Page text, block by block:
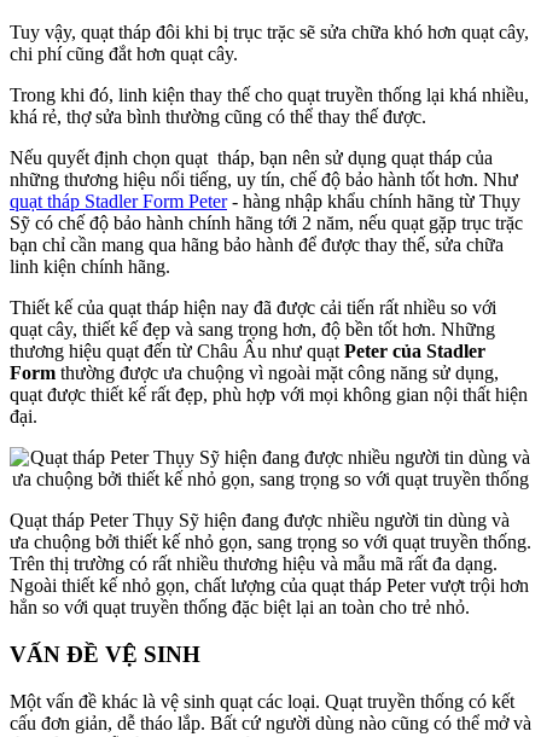
Tuy vậy, quạt tháp đôi khi bị trục trặc sẽ sửa chữa khó hơn quạt cây,
chi phí cũng đắt hơn quạt cây.
Trong khi đó, linh kiện thay thế cho quạt truyền thống lại khá nhiều,
khá rẻ, thợ sửa bình thường cũng có thể thay thế được.
Nếu quyết định chọn quạt tháp, bạn nên sử dụng quạt tháp của
những thương hiệu nổi tiếng, uy tín, chế độ bảo hành tốt hơn. Như
quạt tháp Stadler Form Peter- hàng nhập khẩu chính hãng từ Thụy
Sỹ có chế độ bảo hành chính hãng tới 2 năm, nếu quạt gặp trục trặc
bạn chỉ cần mang qua hãng bảo hành để được thay thế, sửa chữa
linh kiện chính hãng.
Thiết kế của quạt tháp hiện nay đã được cải tiến rất nhiều so với
quạt cây, thiết kế đẹp và sang trọng hơn, độ bền tốt hơn. Những
thương hiệu quạt đến từ Châu Âu như quạt Peter của Stadler
Form thường được ưa chuộng vì ngoài mặt công năng sử dụng,
quạt được thiết kế rất đẹp, phù hợp với mọi không gian nội thất hiện
đại.
Quạt tháp Peter Thụy Sỹ hiện đang được nhiều người tin dùng và
ưa chuộng bởi thiết kế nhỏ gọn, sang trọng so với quạt truyền thống.
Trên thị trường có rất nhiều thương hiệu và mẫu mã rất đa dạng.
Ngoài thiết kế nhỏ gọn, chất lượng của quạt tháp Peter vượt trội hơn
hẳn so với quạt truyền thống đặc biệt lại an toàn cho trẻ nhỏ.
VẤN ĐỀ VỆ SINH
Một vấn đề khác là vệ sinh quạt các loại. Quạt truyền thống có kết
cấu đơn giản, dễ tháo lắp. Bất cứ người dùng nào cũng có thể mở và